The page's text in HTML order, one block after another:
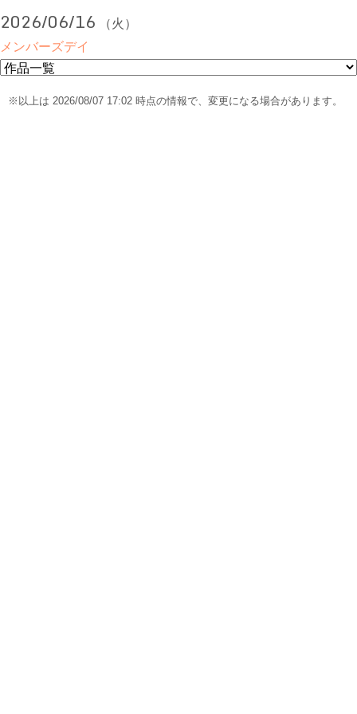
2026/06/16 （火）
メンバーズデイ
※以上は 2026/08/07 17:02 時点の情報で、変更になる場合があります。